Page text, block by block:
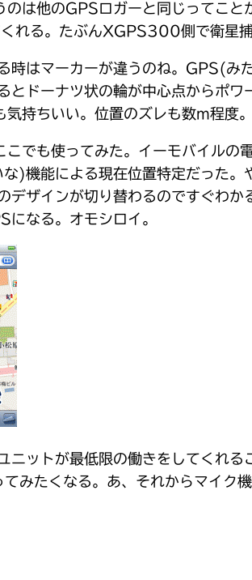
は他のGPSロガーと同じってこ
れる。たぶんXGPS300側で衛星捕
はマーカーが違うのね。GPS(み
とドーナツ状の輪が中心点からポ
持ちいい。位置のズレも数m程度。
でも使ってみた。イーモバイル
)機能による現在位置特定だった。
デザインが切り替わるのですぐわ
になる。オモシロイ。
ットが最低限の働きをしてくれ
みたくなる。あ、それからマイク